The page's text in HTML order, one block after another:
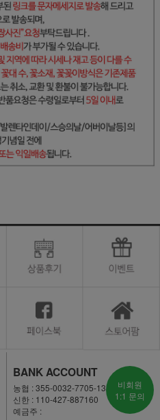
BANK ACCOUNT
농협 : 355-0032-7705-13
신한 : 110-427-887160
예금주 :
비회원
1:1 문의